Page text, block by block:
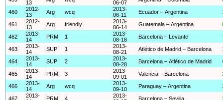
13
06-07
460
2012-
13
Arg wcq
2013-
06-11
Ecuador – Argentina
461
2012-
13
Arg friendly
2013-
06-14
Guatemala – Argentina
462
2013-
14
PRM 1
2013-
08-18
Barcelona – Levante
463
2013-
14
SUP 1
2013-
08-21
Atlético de Madrid – Barcelona
464
2013-
14
SUP 2
2013-
08-28
Barcelona – Atlético de Madrid
465
2013-
14
PRM 3
2013-
09-01
Valencia – Barcelona
466
2013-
14
Arg wcq
2013-
09-10
Paraguay – Argentina
467
2013-
PRM 4
2013-
Barcelona – Sevilla